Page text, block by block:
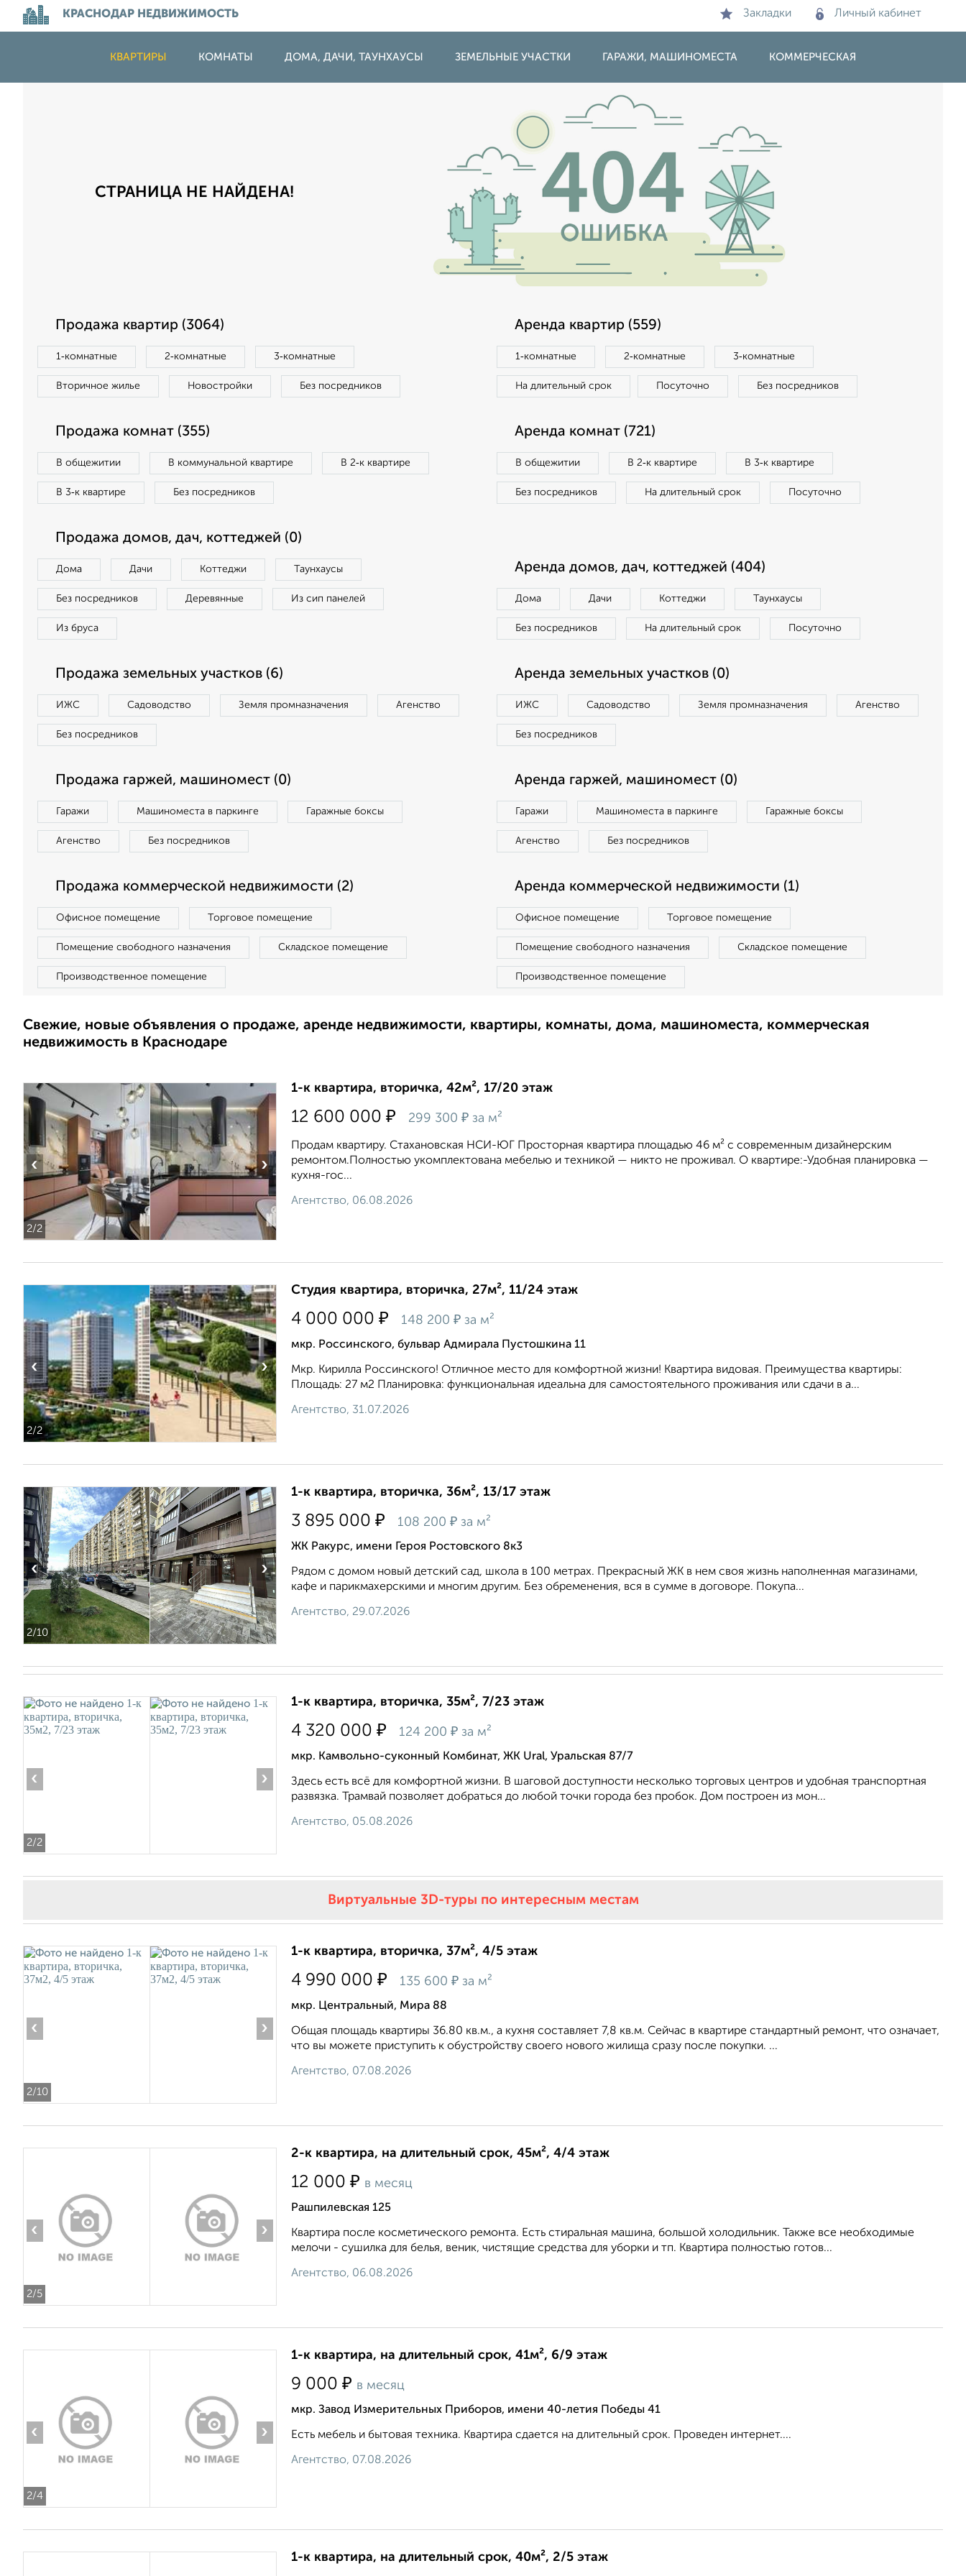
КРАСНОДАР НЕДВИЖИМОСТЬ Закладки Личный кабинет
КВАРТИРЫ КОМНАТЫ ДОМА, ДАЧИ, ТАУНХАУСЫ ЗЕМЕЛЬНЫЕ УЧАСТКИ ГАРАЖИ, МАШИНОМЕСТА КОММЕРЧЕСКАЯ
СТРАНИЦА НЕ НАЙДЕНА!
Продажа квартир (3064)
1‑комнатные 2‑комнатные 3‑комнатные
Вторичное жилье Новостройки Без посредников
Аренда квартир (559)
1‑комнатные 2‑комнатные 3‑комнатные
На длительный срок Посуточно Без посредников
Продажа комнат (355)
В общежитии В коммунальной квартире В 2‑к квартире
В 3‑к квартире Без посредников
Аренда комнат (721)
В общежитии В 2‑к квартире В 3‑к квартире
Без посредников На длительный срок Посуточно
Продажа домов, дач, коттеджей (0)
Дома Дачи Коттеджи Таунхаусы
Без посредников Деревянные Из сип панелей
Из бруса
Аренда домов, дач, коттеджей (404)
Дома Дачи Коттеджи Таунхаусы
Без посредников На длительный срок Посуточно
Продажа земельных участков (6)
ИЖС Садоводство Земля промназначения Агенство
Без посредников
Аренда земельных участков (0)
ИЖС Садоводство Земля промназначения Агенство
Без посредников
Продажа гаржей, машиномест (0)
Гаражи Машиноместа в паркинге Гаражные боксы
Агенство Без посредников
Аренда гаржей, машиномест (0)
Гаражи Машиноместа в паркинге Гаражные боксы
Агенство Без посредников
Продажа коммерческой недвижимости (2)
Офисное помещение Торговое помещение
Помещение свободного назначения Складское помещение
Производственное помещение
Аренда коммерческой недвижимости (1)
Офисное помещение Торговое помещение
Помещение свободного назначения Складское помещение
Производственное помещение
Свежие, новые объявления о продаже, аренде недвижимости, квартиры, комнаты, дома, машиноместа, коммерческая
недвижимость в Краснодаре
2/2
‹ ›
1-к квартира, вторичка, 42м², 17/20 этаж
12 600 000 ₽ 299 300 ₽ за м²
Продам квартиру. Стахановская НСИ-ЮГ Просторная квартира площадью 46 м² с современным дизайнерским
ремонтом.Полностью укомплектована мебелью и техникой — никто не проживал. О квартире:-Удобная планировка —
кухня-гос...
Агентство, 06.08.2026
2/2
‹ ›
Студия квартира, вторичка, 27м², 11/24 этаж
4 000 000 ₽ 148 200 ₽ за м²
мкр. Россинского, бульвар Адмирала Пустошкина 11
Мкр. Кирилла Россинского! Отличное место для комфортной жизни! Квартира видовая. Преимущества квартиры:
Площадь: 27 м2 Планировка: функциональная идеальна для самостоятельного проживания или сдачи в а...
Агентство, 31.07.2026
2/10
‹ ›
1-к квартира, вторичка, 36м², 13/17 этаж
3 895 000 ₽ 108 200 ₽ за м²
ЖК Ракурс, имени Героя Ростовского 8к3
Рядом с домом новый детский сад, школа в 100 метрах. Прекрасный ЖК в нем своя жизнь наполненная магазинами,
кафе и парикмахерскими и многим другим. Без обременения, вся в сумме в договоре. Покупа...
Агентство, 29.07.2026
2/2
‹ ›
1-к квартира, вторичка, 35м², 7/23 этаж
4 320 000 ₽ 124 200 ₽ за м²
мкр. Камвольно-суконный Комбинат, ЖК Ural, Уральская 87/7
Здесь есть всё для комфортной жизни. В шаговой доступности несколько торговых центров и удобная транспортная
развязка. Трамвай позволяет добраться до любой точки города без пробок. Дом построен из мон...
Агентство, 05.08.2026
Виртуальные 3D-туры по интересным местам
2/10
‹ ›
1-к квартира, вторичка, 37м², 4/5 этаж
4 990 000 ₽ 135 600 ₽ за м²
мкр. Центральный, Мира 88
Общая площадь квартиры 36.80 кв.м., а кухня составляет 7,8 кв.м. Сейчас в квартире стандартный ремонт, что означает,
что вы можете приступить к обустройству своего нового жилища сразу после покупки. ...
Агентство, 07.08.2026
2/5
‹ ›
2-к квартира, на длительный срок, 45м², 4/4 этаж
12 000 ₽ в месяц
Рашпилевская 125
Квартира после косметического ремонта. Есть стиральная машина, большой холодильник. Также все необходимые
мелочи - сушилка для белья, веник, чистящие средства для уборки и тп. Квартира полностью готов...
Агентство, 06.08.2026
2/4
‹ ›
1-к квартира, на длительный срок, 41м², 6/9 этаж
9 000 ₽ в месяц
мкр. Завод Измерительных Приборов, имени 40-летия Победы 41
Есть мебель и бытовая техника. Квартира сдается на длительный срок. Проведен интернет....
Агентство, 07.08.2026
1-к квартира, на длительный срок, 40м², 2/5 этаж